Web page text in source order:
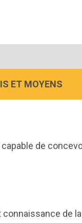
ET MOYENS
de
de